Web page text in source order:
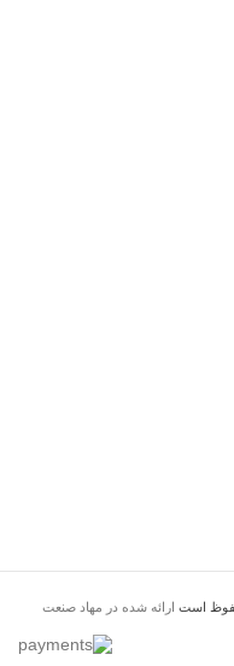
است ارائه شده در مهاد صنعت